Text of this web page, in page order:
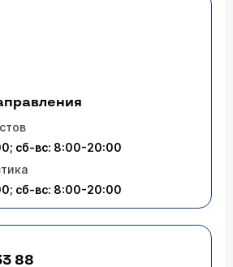
сб-вс: 8:00-20:00
сб-вс: 8:00-20:00
88